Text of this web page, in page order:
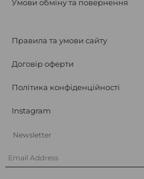
Умови обміну та повернення
Правила та умови сайту
Договір оферти
Політика конфіденційності
Instagram
Newsletter